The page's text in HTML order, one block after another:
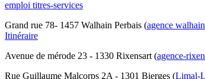
emploi titres-services
Grand rue 78- 1457 Walhain Perbais (agence walhain
Itinéraire
Avenue de mérode 23 - 1330 Rixensart (agence-
Rue Guillaume Malcorps 2A - 1301 Bierges (Limal-